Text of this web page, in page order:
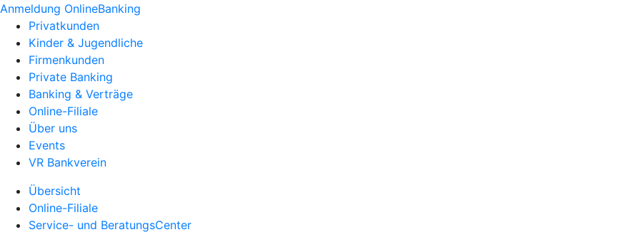
Anmeldung OnlineBanking
Privatkunden
Kinder & Jugendliche
Firmenkunden
Private Banking
Banking & Verträge
Online-Filiale
Über uns
Events
VR Bankverein
Übersicht
Online-Filiale
Service- und BeratungsCenter